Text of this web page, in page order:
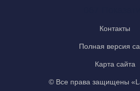
Контакты
Полная версия
Карта сайта
© Все права защищены